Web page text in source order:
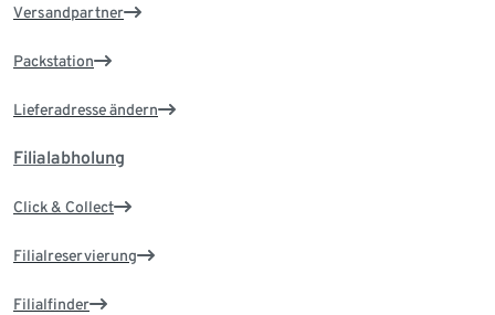
Versandpartner
Packstation
Lieferadresse ändern
Filialabholung
Click & Collect
Filialreservierung
Filialfinder